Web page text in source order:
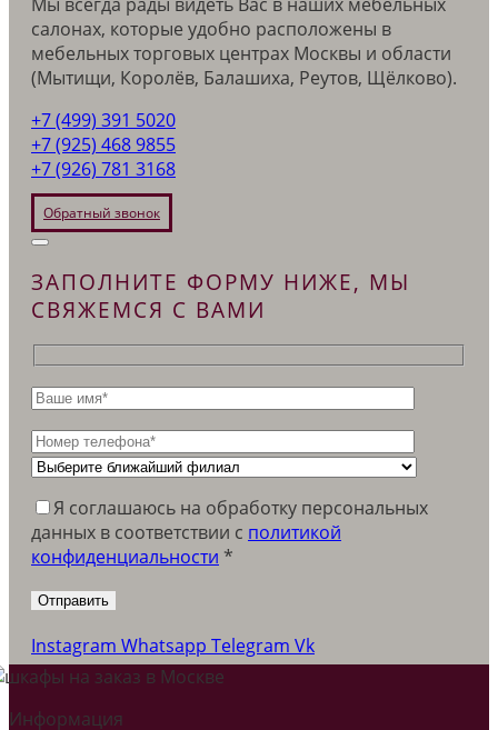
салонах, которые удобно расположены в
мебельных торговых центрах Москвы и области
(Мытищи, Королёв, Балашиха, Реутов, Щёлково).
+7 (499) 391 5020
+7 (925) 468 9855
+7 (926) 781 3168
Обратный звонок
ЗАПОЛНИТЕ ФОРМУ НИЖЕ, МЫ
СВЯЖЕМСЯ С ВАМИ
Я соглашаюсь на обработку персональных
данных в соответствии c политикой
конфиденциальности *
Instagram Whatsapp Telegram Vk
Информация